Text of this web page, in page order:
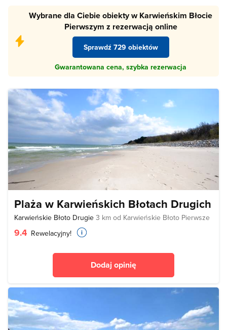
Wybrane dla Ciebie obiekty w Karwieńskim Błocie
Pierwszym z rezerwacją online
Sprawdź 729 obiektów
Gwarantowana cena, szybka rezerwacja
Plaża w Karwieńskich Błotach Drugich
Karwieńskie Błoto Drugie 3 km od Karwieńskie Błoto Pierwsze
9.4 Rewelacyjny!
Dodaj opinię